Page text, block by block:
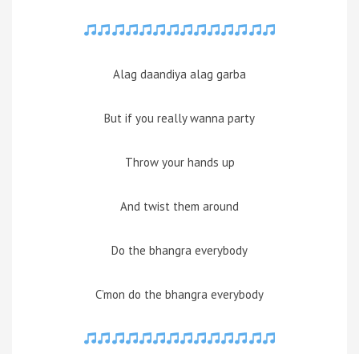
Alag daandiya alag garba
But if you really wanna party
Throw your hands up
And twist them around
Do the bhangra everybody
C’mon do the bhangra everybody